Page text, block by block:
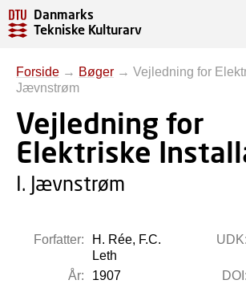
Danmarks
Tekniske Kulturarv
Forside → Bøger → Vejledning for
Jævnstrøm
Vejledning for
Elektriske
I. Jævnstrøm
Forfatter:
H. Rée, F.C.
Leth
År:
1907
UDK:
DOI: